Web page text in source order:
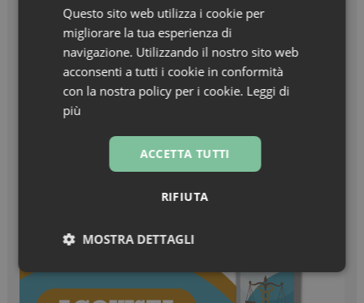
Turisti stranieri in farmacia, come essere
sempre pronti all’accoglienza
Questo sito web utilizza i cookie per
migliorare la tua esperienza di
navigazione. Utilizzando il nostro sito web
acconsenti a tutti i cookie in conformità
con la nostra policy per i cookie. Leggi di
più
ACCETTA TUTTI
RIFIUTA
MOSTRA DETTAGLI
Necessari Marketing
Non
classificati